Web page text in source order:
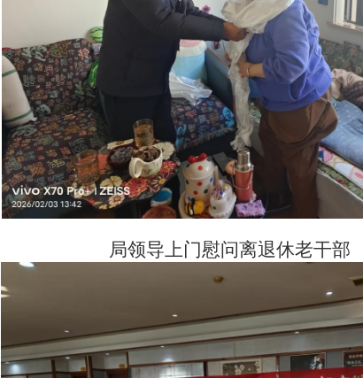
局领导上门慰问离退休老干部